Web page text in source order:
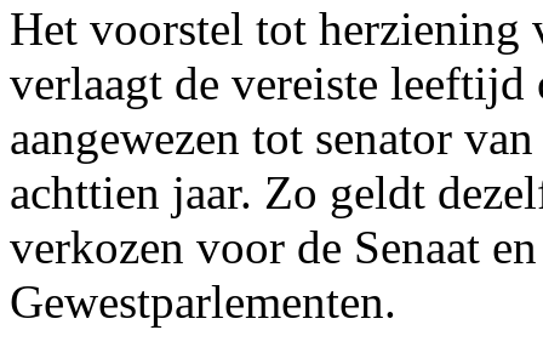
Het voorstel tot herziening
verlaagt de vereiste
aangewezen tot senator
achttien jaar. Zo geldt
verkozen voor de Senaat
Gewestparlementen.